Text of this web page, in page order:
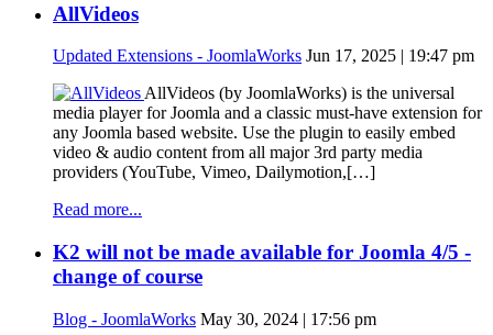
AllVideos
Updated Extensions - JoomlaWorks Jun 17, 2025 | 19:47 pm
AllVideos (by JoomlaWorks) is the universal
media player for Joomla and a classic must-have extension for
any Joomla based website. Use the plugin to easily embed
video & audio content from all major 3rd party media
providers (YouTube, Vimeo, Dailymotion,[…]
Read more...
K2 will not be made available for Joomla 4/5 -
change of course
Blog - JoomlaWorks May 30, 2024 | 17:56 pm